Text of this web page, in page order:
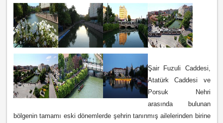
Şair Fuzuli Caddesi,
Atatürk Caddesi ve
Porsuk Nehri
arasında bulunan
bölgenin tamamı eski dönemlerde şehrin tanınmış ailelerinden birine